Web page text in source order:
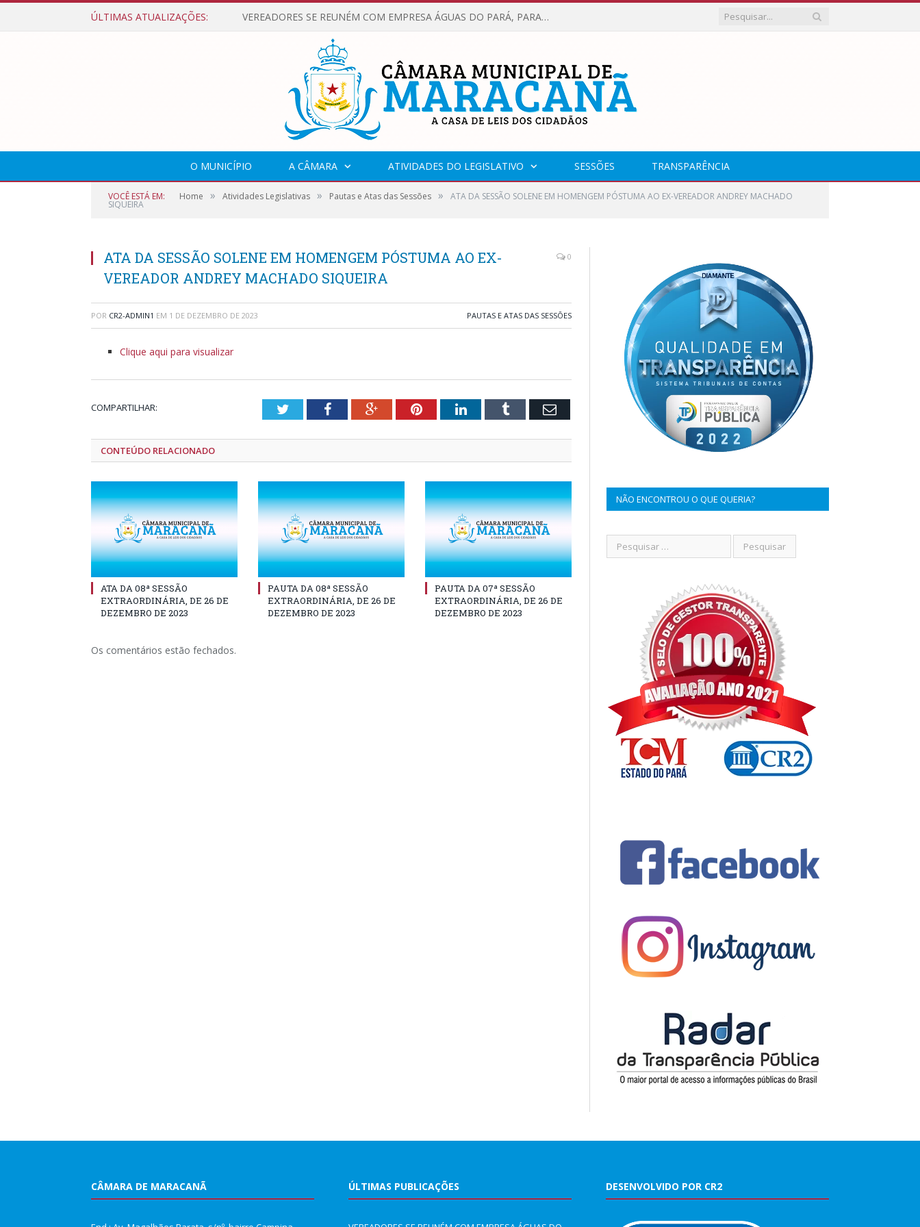
ÚLTIMAS ATUALIZAÇÕES: VEREADORES SE REUNÉM COM EMPRESA ÁGUAS DO PARÁ, PARA APRESENTAR REIVINDICAÇÕES E MELHORIAS NA QUALIDADE DOS SERVIÇOS OFERECIDOS Á POPULAÇÃO.
O MUNICÍPIO A CÂMARA ATIVIDADES DO LEGISLATIVO SESSÕES TRANSPARÊNCIA
VOCÊ ESTÁ EM: Home » Atividades Legislativas » Pautas e Atas das Sessões » ATA DA SESSÃO SOLENE EM HOMENGEM PÓSTUMA AO EX-VEREADOR ANDREY MACHADO
SIQUEIRA
ATA DA SESSÃO SOLENE EM HOMENGEM PÓSTUMA AO EX-
VEREADOR ANDREY MACHADO SIQUEIRA
0
POR CR2-ADMIN1 EM 1 DE DEZEMBRO DE 2023 PAUTAS E ATAS DAS SESSÕES
Clique aqui para visualizar
COMPARTILHAR: TwitterFacebookGoogle+PinterestLinkedInTumblr Email
CONTEÚDO RELACIONADO
ATA DA 08ª SESSÃO
EXTRAORDINÁRIA, DE 26 DE
DEZEMBRO DE 2023
PAUTA DA 08ª SESSÃO
EXTRAORDINÁRIA, DE 26 DE
DEZEMBRO DE 2023
PAUTA DA 07ª SESSÃO
EXTRAORDINÁRIA, DE 26 DE
DEZEMBRO DE 2023
Os comentários estão fechados.
NÃO ENCONTROU O QUE QUERIA?
CÂMARA DE MARACANÃ ÚLTIMAS PUBLICAÇÕES DESENVOLVIDO POR CR2